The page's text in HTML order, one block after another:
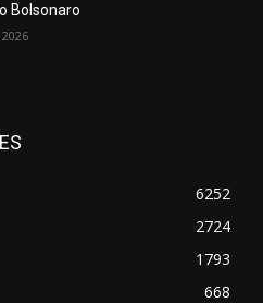
Bolsonaro
6252
2724
1793
668